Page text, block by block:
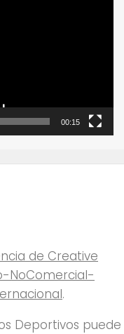
00:15
de Creative
NoComercial-
.
Deportivos puede